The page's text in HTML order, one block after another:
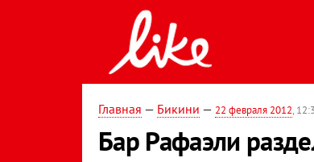
Главная — Бикини — 22 февраля 2012,
Бар Рафаэли